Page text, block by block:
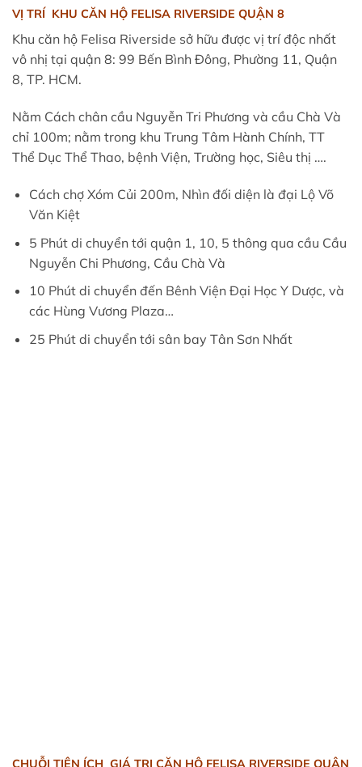
VỊ TRÍ KHU CĂN HỘ FELISA RIVERSIDE QUẬN 8
Khu căn hộ Felisa Riverside sở hữu được vị trí độc nhất
vô nhị tại quận 8: 99 Bến Bình Đông, Phường 11, Quận
8, TP. HCM.
Nằm Cách chân cầu Nguyễn Tri Phương và cầu Chà Và
chỉ 100m; nằm trong khu Trung Tâm Hành Chính, TT
Thể Dục Thể Thao, bệnh Viện, Trường học, Siêu thị ….
Cách chợ Xóm Củi 200m, Nhìn đối diện là đại Lộ Võ
Văn Kiệt
5 Phút di chuyển tới quận 1, 10, 5 thông qua cầu Cầu
Nguyễn Chi Phương, Cầu Chà Và
10 Phút di chuyển đến Bênh Viện Đại Học Y Dược, và
các Hùng Vương Plaza…
25 Phút di chuyển tới sân bay Tân Sơn Nhất